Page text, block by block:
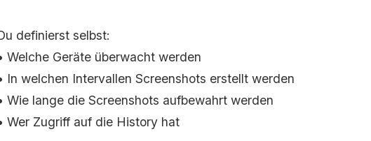
definierst selbst:
Welche Geräte überwacht werden
In welchen Intervallen Screenshots erstellt werden
Wie lange die Screenshots aufbewahrt werden
Wer Zugriff auf die History hat